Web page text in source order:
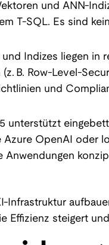
und ANN-
T-SQL. Es sind
Indizes liegen in
B. Row-Level-
und
unterstützt
OpenAI oder
Anwendungen
Infrastruktur
Effizienz steigert